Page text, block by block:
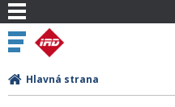
Hlavná strana